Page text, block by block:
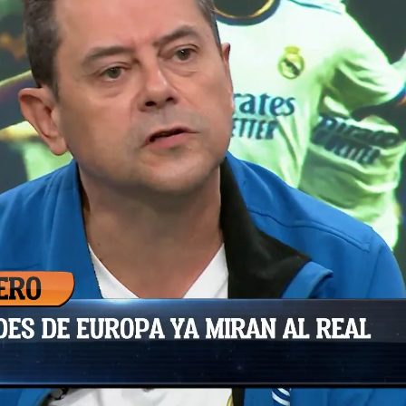
WhatsappFacebook
X